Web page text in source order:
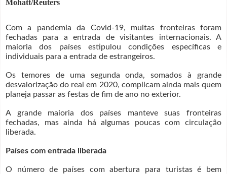
Mohatt/Reuters
Com a pandemia da Covid-19, muitas fronteiras foram
fechadas para a entrada de visitantes internacionais. A
maioria dos países estipulou condições específicas e
individuais para a entrada de estrangeiros.
Os temores de uma segunda onda, somados à grande
desvalorização do real em 2020, complicam ainda mais quem
planeja passar as festas de fim de ano no exterior.
A grande maioria dos países manteve suas fronteiras
fechadas, mas ainda há algumas poucas com circulação
liberada.
Países com entrada liberada
O número de países com abertura para turistas é bem